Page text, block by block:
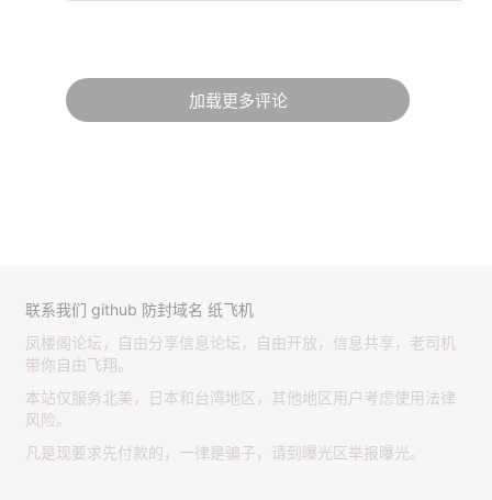
加载更多评论
联系我们 github 防封域名 纸飞机
凤楼阁论坛，自由分享信息论坛，自由开放，信息共享，老司机
带你自由飞翔。
本站仅服务北美，日本和台湾地区，其他地区用户考虑使用法律
风险。
凡是现要求先付款的，一律是骗子，请到曝光区举报曝光。